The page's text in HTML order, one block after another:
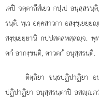
เตปิ จตฺตาลีสํเยว กปฺเป อนุสฺสร
รนฺติ. ทฺเว อคฺคสาวกา อสงฺขฺเยยฺ
สงฺขฺเยยฺยานิ กปฺปสตสหสฺสฺจ.
ตกํ อากงฺขนฺติ, ตาวตกํ อนุสฺสรนฺติ.
ติตฺถิยา ขนฺธปฏิปาฏิยา
ปฏิปาฏิยา อนุสฺสรนฺตาปิ อสฺภ